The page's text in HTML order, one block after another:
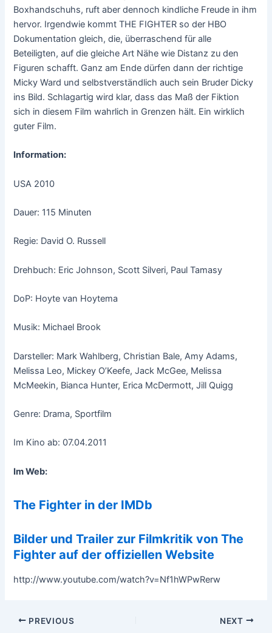
Boxhandschuhs, ruft aber dennoch kindliche Freude in ihm
hervor. Irgendwie kommt THE FIGHTER so der HBO
Dokumentation gleich, die, überraschend für alle
Beteiligten, auf die gleiche Art Nähe wie Distanz zu den
Figuren schafft. Ganz am Ende dürfen dann der richtige
Micky Ward und selbstverständlich auch sein Bruder Dicky
ins Bild. Schlagartig wird klar, dass das Maß der Fiktion
sich in diesem Film wahrlich in Grenzen hält. Ein wirklich
guter Film.
Information:
USA 2010
Dauer: 115 Minuten
Regie: David O. Russell
Drehbuch: Eric Johnson, Scott Silveri, Paul Tamasy
DoP: Hoyte van Hoytema
Musik: Michael Brook
Darsteller: Mark Wahlberg, Christian Bale, Amy Adams,
Melissa Leo, Mickey O’Keefe, Jack McGee, Melissa
McMeekin, Bianca Hunter, Erica McDermott, Jill Quigg
Genre: Drama, Sportfilm
Im Kino ab: 07.04.2011
Im Web:
The Fighter in der IMDb
Bilder und Trailer zur Filmkritik von The
Fighter auf der offiziellen Website
http://www.youtube.com/watch?v=Nf1hWPwRerw
Post
PREVIOUS NEXT